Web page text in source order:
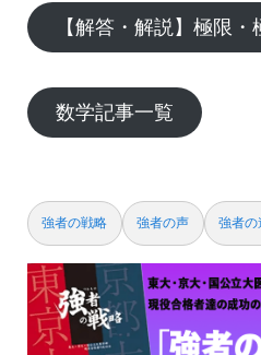
【解答・解説】極限
数学記事一覧
強者の戦略 強者の声 強者の